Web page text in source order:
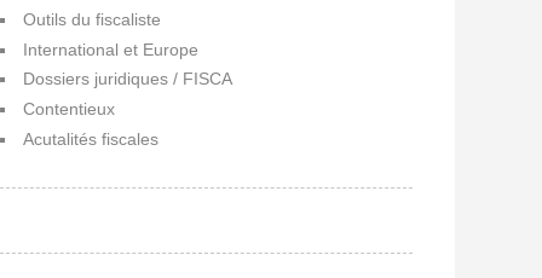
Outils du fiscaliste
International et Europe
Dossiers juridiques / FISCA
Contentieux
Acutalités fiscales